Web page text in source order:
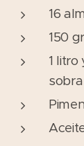
16
150
1